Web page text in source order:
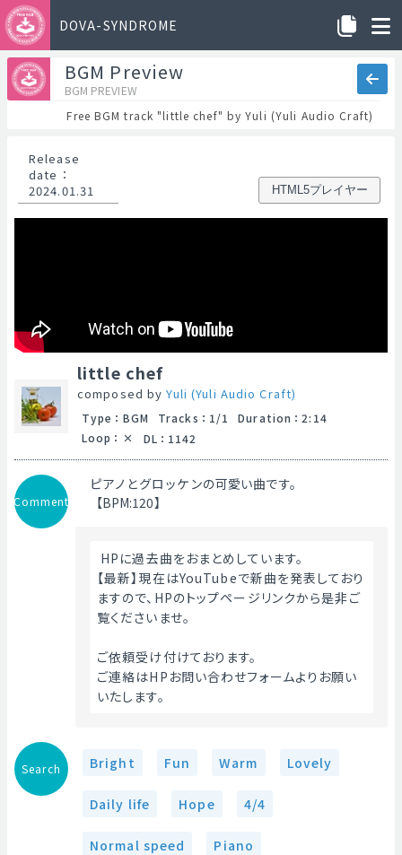
DOVA-SYNDROME
BGM Preview
BGM PREVIEW
Free BGM track "little chef" by Yuli (Yuli Audio Craft)
Release
date ：
2024.01.31
HTML5プレイヤー
little chef
composed byYuli (Yuli Audio Craft)
Type ： BGM Tracks ： 1/1 Duration ： 2:14
Loop ： DL ： 1142
Comment
ピアノとグロッケンの可愛い曲です。
【BPM:120】
HPに過去曲をおまとめしています。
【最新】現在はYouTubeで新曲を発表しており
ますので、HPのトップページリンクから是非ご
覧くださいませ。
ご依頼受け付けております。
ご連絡はHPお問い合わせフォームよりお願い
いたします。
Search Bright Fun Warm Lovely
Daily life Hope 4/4
Normal speed Piano